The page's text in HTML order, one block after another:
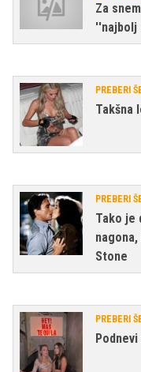
Za
''najbolj
PREBERI
Takšna
PREBERI
Tako je
Stone
PREBERI